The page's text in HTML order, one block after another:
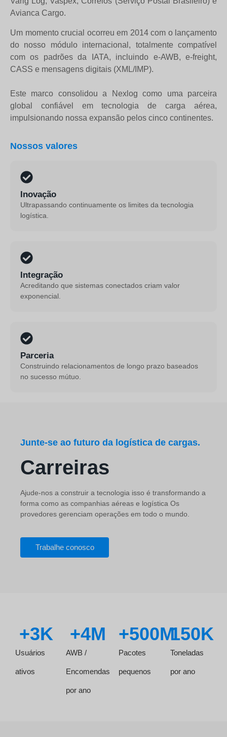
Avianca Cargo.
Um momento crucial ocorreu em 2014 com o lançamento
do nosso módulo internacional, totalmente compatível
com os padrões da IATA, incluindo e-AWB, e-freight,
CASS e mensagens digitais (XML/IMP).
Este marco consolidou a Nexlog como uma parceira
global confiável em tecnologia de carga aérea,
impulsionando nossa expansão pelos cinco continentes.
Nossos valores
Inovação
Ultrapassando continuamente os limites da tecnologia
logística.
Integração
Acreditando que sistemas conectados criam valor
exponencial.
Parceria
Construindo relacionamentos de longo prazo baseados
no sucesso mútuo.
Junte-se ao futuro da logística de cargas.
Carreiras
Ajude-nos a construir a tecnologia isso é transformando a
forma como as companhias aéreas e logística Os
provedores gerenciam operações em todo o mundo.
Trabalhe conosco
Usuários
ativos
+3K
AWB /
Encomendas
por ano
+4M
Pacotes
pequenos
+500M
Toneladas
por ano
150K